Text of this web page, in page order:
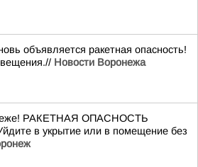
объявляется ракетная опасность!
Новости Воронежа
РАКЕТНАЯ ОПАСНОСТЬ
в укрытие или в помещение без